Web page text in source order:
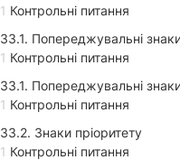
1 Контрольні питання
33.1. Попереджувальні
1 Контрольні питання
33.1. Попереджувальні
1 Контрольні питання
33.2. Знаки пріоритету
1 Контрольні питання